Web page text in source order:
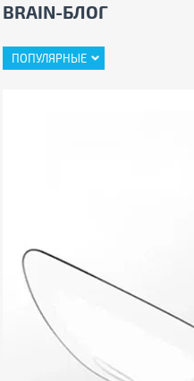
BRAIN-БЛОГ
ПОПУЛЯРНЫЕ